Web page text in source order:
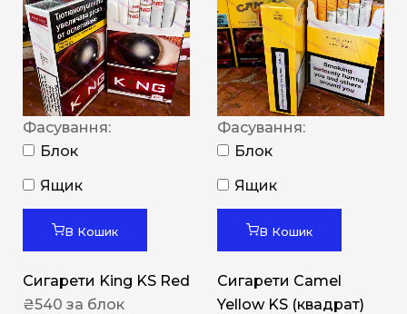
Фасування:
Блок
Ящик
В Кошик
Сигарети King KS Red
₴540 за блок
Фасування:
Блок
Ящик
В Кошик
Сигарети Camel
Yellow KS (квадрат)